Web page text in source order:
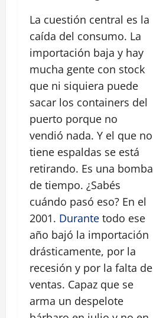
La cuestión central es la
caída del consumo. La
importación baja y hay
mucha gente con stock
que ni siquiera puede
sacar los containers del
puerto porque no
vendió nada. Y el que no
tiene espaldas se está
retirando. Es una bomba
de tiempo. ¿Sabés
cuándo pasó eso? En el
2001. Durante todo ese
año bajó la importación
drásticamente, por la
recesión y por la falta de
ventas. Capaz que se
arma un despelote